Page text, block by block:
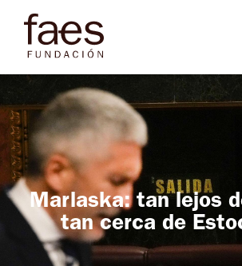
Marlaska: tan lejos
tan cerca de